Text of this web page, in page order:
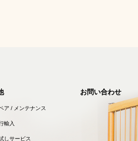
ア / メンテナンス
輸入
しサービス
お問い合わせ